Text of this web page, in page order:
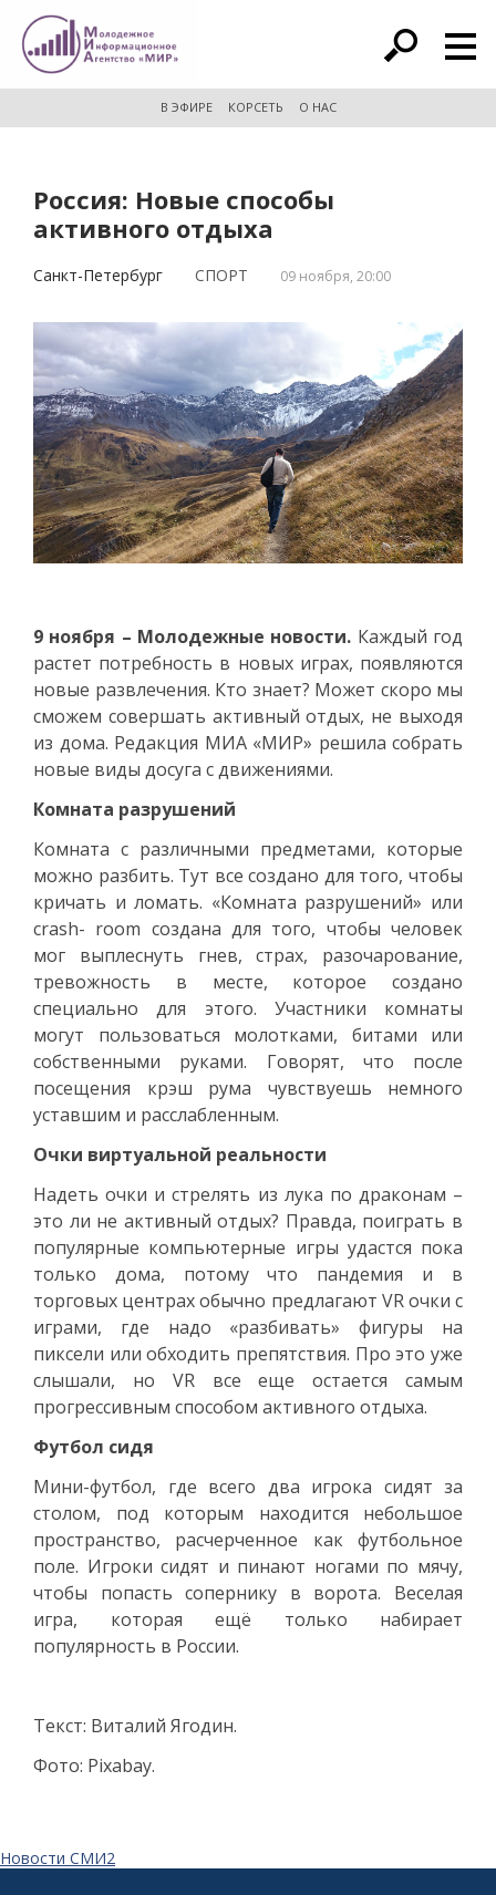
расширенный поиск
В ЭФИРЕ КОРСЕТЬ О НАС
Россия: Новые способы
активного отдыха
Санкт-Петербург СПОРТ 09 ноября, 20:00
9 ноября – Молодежные новости. Каждый год
растет потребность в новых играх, появляются
новые развлечения. Кто знает? Может скоро мы
сможем совершать активный отдых, не выходя
из дома. Редакция МИА «МИР» решила собрать
новые виды досуга с движениями.
Комната разрушений
Комната с различными предметами, которые
можно разбить. Тут все создано для того, чтобы
кричать и ломать. «Комната разрушений» или
crash- room создана для того, чтобы человек
мог выплеснуть гнев, страх, разочарование,
тревожность в месте, которое создано
специально для этого. Участники комнаты
могут пользоваться молотками, битами или
собственными руками. Говорят, что после
посещения крэш рума чувствуешь немного
уставшим и расслабленным.
Очки виртуальной реальности
Надеть очки и стрелять из лука по драконам –
это ли не активный отдых? Правда, поиграть в
популярные компьютерные игры удастся пока
только дома, потому что пандемия и в
торговых центрах обычно предлагают VR очки с
играми, где надо «разбивать» фигуры на
пиксели или обходить препятствия. Про это уже
слышали, но VR все еще остается самым
прогрессивным способом активного отдыха.
Футбол сидя
Мини-футбол, где всего два игрока сидят за
столом, под которым находится небольшое
пространство, расчерченное как футбольное
поле. Игроки сидят и пинают ногами по мячу,
чтобы попасть сопернику в ворота. Веселая
игра, которая ещё только набирает
популярность в России.
Текст: Виталий Ягодин.
Фото: Pixabay.
Новости СМИ2